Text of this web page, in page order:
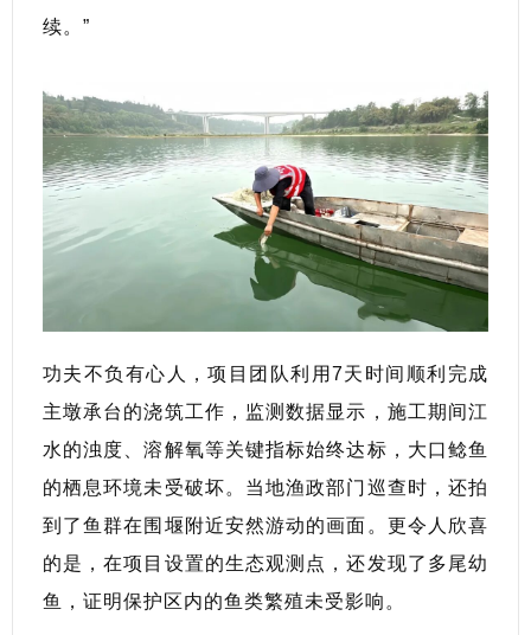
续。”
功夫不负有心人，项目团队利用7天时间顺利完成
主墩承台的浇筑工作，监测数据显示，施工期间江
水的浊度、溶解氧等关键指标始终达标，大口鲶鱼
的栖息环境未受破坏。当地渔政部门巡查时，还拍
到了鱼群在围堰附近安然游动的画面。更令人欣喜
的是，在项目设置的生态观测点，还发现了多尾幼
鱼，证明保护区内的鱼类繁殖未受影响。